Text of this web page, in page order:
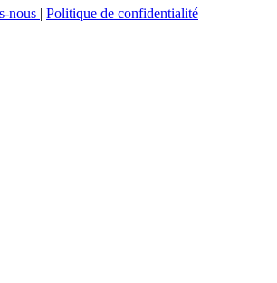
nous | Politique de confidentialité